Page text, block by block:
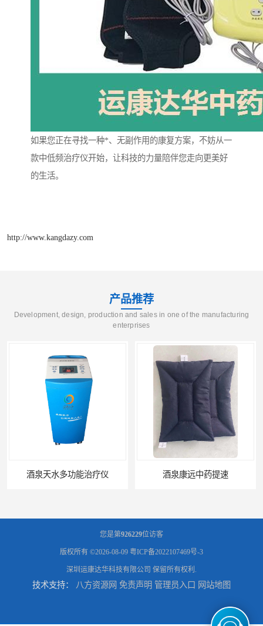
如果您正在寻找一种*、无副作用的康复方案，不妨从一
款中低频治疗仪开始，让科技的力量陪伴您走向更美好
的生活。
http://www.kangdazy.com
产品推荐
Development, design, production and sales in one of the manufacturing
enterprises
多功能治疗仪 酒泉康远中药提速
中药提速增效垫渗透液哪家好 兰州中药提速脉冲治疗仪
您是第926229位访客
版权所有 ©2026-08-09 粤ICP备2022107469号-3
深圳运康达华科技有限公司 保留所有权利.
技术支持： 八方资源网 免责声明 管理员入口 网站地图